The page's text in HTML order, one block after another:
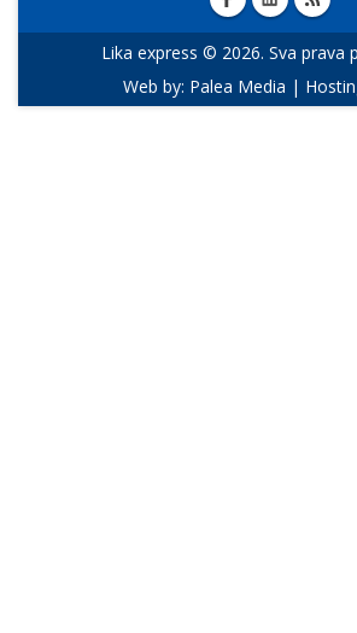
Lika express © 2026. Sva prava
Web by: Palea Media |